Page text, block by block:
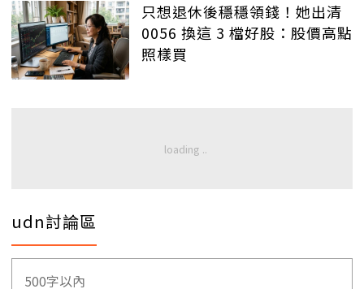
只想退休後穩穩領錢！她出清
0056 換這 3 檔好股：股價高點
照樣買
udn討論區